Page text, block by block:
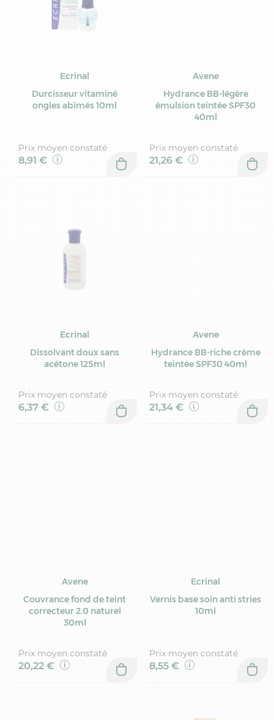
Ecrinal
Durcisseur vitaminé
ongles abîmés 10ml
Prix moyen constaté
8,91 €
Avene
Hydrance BB-légère
émulsion teintée SPF30
40ml
Prix moyen constaté
21,26 €
Ecrinal
Dissolvant doux sans
acétone 125ml
Prix moyen constaté
6,37 €
Avene
Hydrance BB-riche crème
teintée SPF30 40ml
Prix moyen constaté
21,34 €
Avene
Couvrance fond de teint
correcteur 2.0 naturel
30ml
Prix moyen constaté
20,22 €
Ecrinal
Vernis base soin anti stries
10ml
Prix moyen constaté
8,55 €